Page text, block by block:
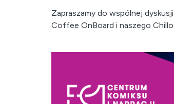
Zapraszamy do wspólnej dyskusji
Coffee OnBoard i naszego